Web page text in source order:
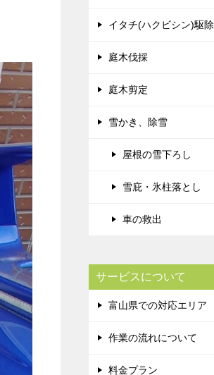
イタチ(ハクビシン)駆除
庭木伐採
庭木剪定
雪かき、除雪
屋根の雪下ろし
雪庇・氷柱落とし
車の救出
サービスについて
富山県での対応エリア
作業の流れについて
料金プラン